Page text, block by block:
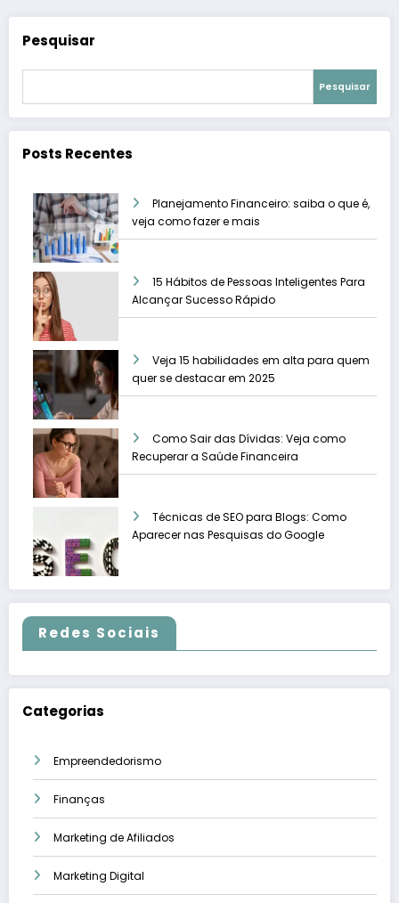
Pesquisar
Pesquisar
Posts Recentes
Planejamento Financeiro: saiba o que é,
veja como fazer e mais
15 Hábitos de Pessoas Inteligentes Para
Alcançar Sucesso Rápido
Veja 15 habilidades em alta para quem
quer se destacar em 2025
Como Sair das Dívidas: Veja como
Recuperar a Saúde Financeira
Técnicas de SEO para Blogs: Como
Aparecer nas Pesquisas do Google
Redes Sociais
Categorias
Empreendedorismo
Finanças
Marketing de Afiliados
Marketing Digital